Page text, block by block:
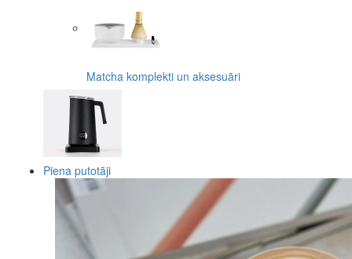
Matcha komplekti un aksesuāri
Piena putotāji